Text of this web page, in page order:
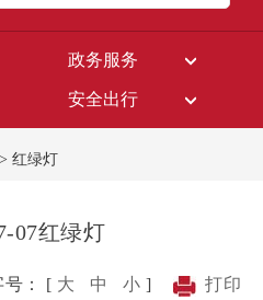
政务服务
安全出行
> 红绿灯
07红绿灯
号： [ 大 中 小 ] 打印